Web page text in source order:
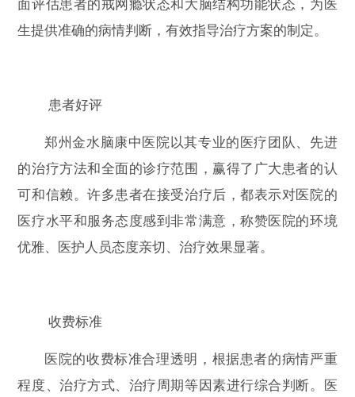
面评估患者的戒网瘾状态和大脑结构功能状态，为医
生提供准确的病情判断，有效指导治疗方案的制定。
患者好评
郑州金水脑康中医院以其专业的医疗团队、先进
的治疗方法和全面的诊疗范围，赢得了广大患者的认
可和信赖。许多患者在接受治疗后，都表示对医院的
医疗水平和服务态度感到非常满意，称赞医院的环境
优雅、医护人员态度亲切、治疗效果显著。
收费标准
医院的收费标准合理透明，根据患者的病情严重
程度、治疗方式、治疗周期等因素进行综合判断。医